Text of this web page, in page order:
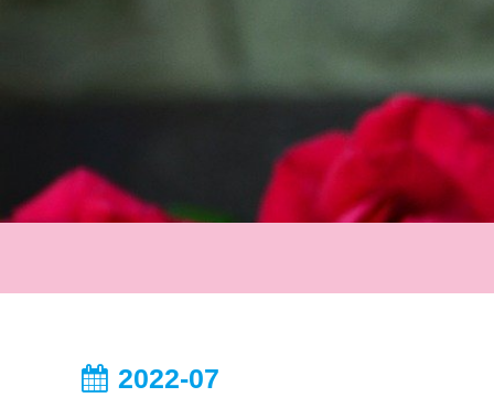
2022-07